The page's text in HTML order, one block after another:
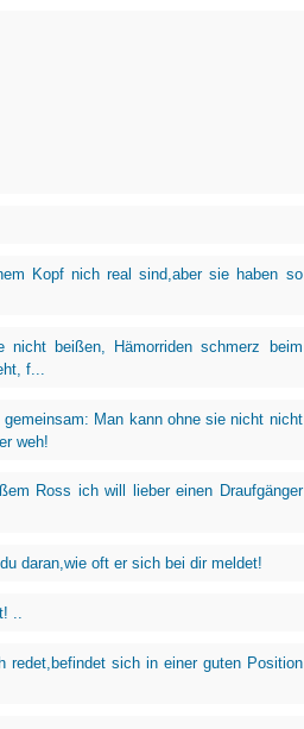
Kopf nich real sind,aber sie haben so
nicht beißen, Hämorriden schmerz beim
f...
Man kann ohne sie nicht nicht
weh!
Ross ich will lieber einen Draufgänger
daran,wie oft er sich bei dir meldet!
..
redet,befindet sich in einer guten Position